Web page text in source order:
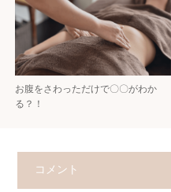
お腹をさわっただけで〇〇がわか
る？！
コメント